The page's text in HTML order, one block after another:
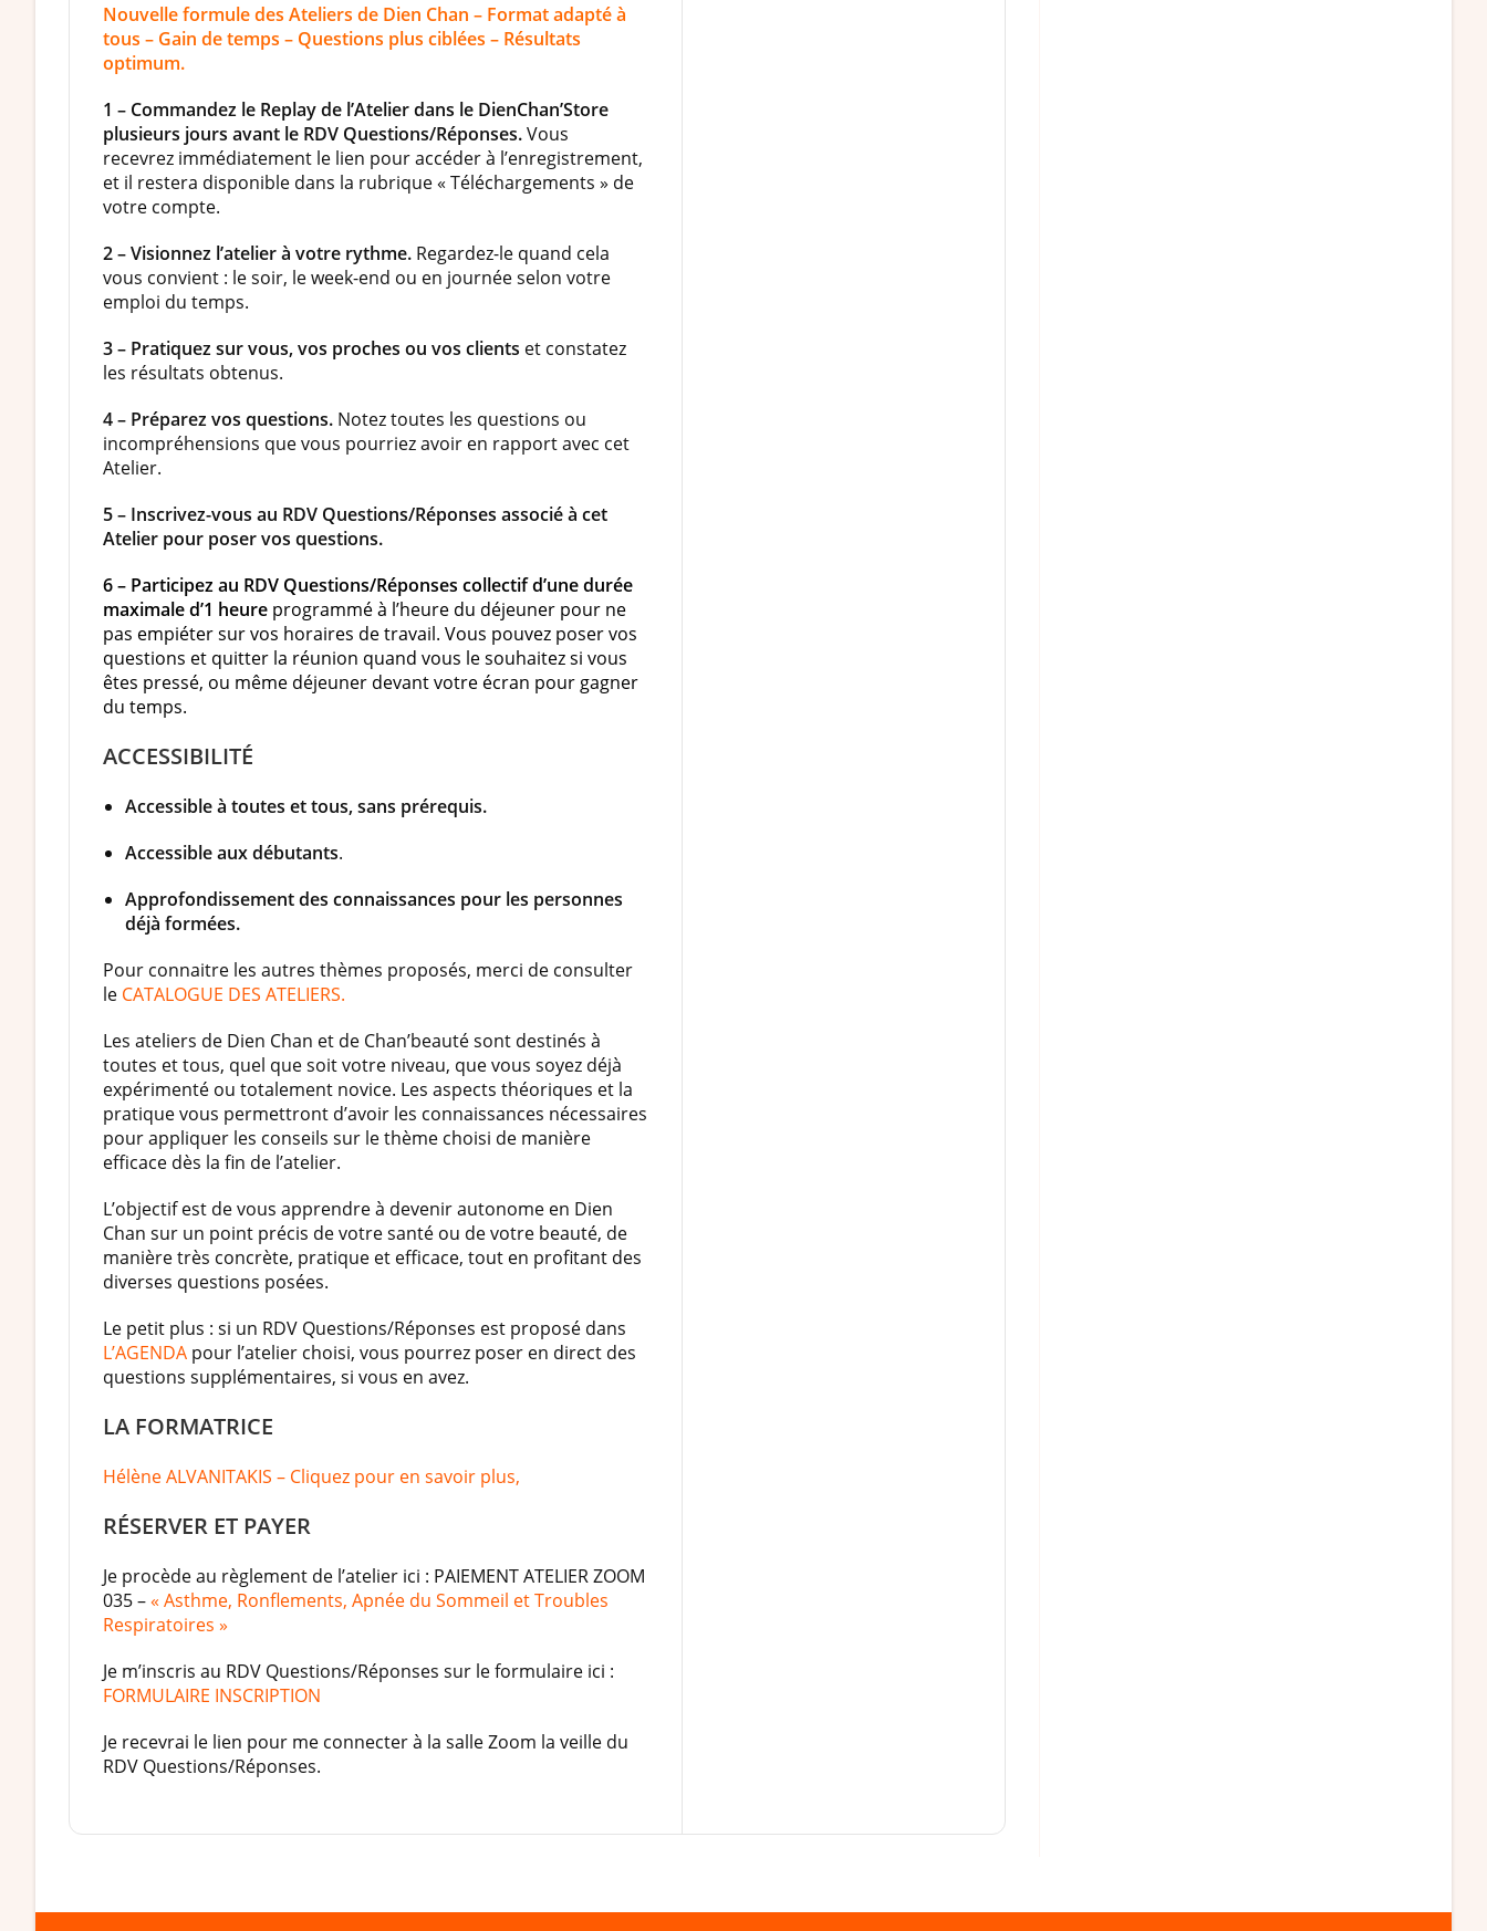
Nouvelle formule des Ateliers de Dien Chan – Format adapté à
tous – Gain de temps – Questions plus ciblées – Résultats
optimum.
1 – Commandez le Replay de l’Atelier dans le DienChan’Store
plusieurs jours avant le RDV Questions/Réponses.Vous
recevrez immédiatement le lien pour accéder à l’enregistrement,
et il restera disponible dans la rubrique « Téléchargements » de
votre compte.
2 – Visionnez l’atelier à votre rythme. Regardez-le quand cela
vous convient : le soir, le week-end ou en journée selon votre
emploi du temps.
3 – Pratiquez sur vous, vos proches ou vos clients et constatez
les résultats obtenus.
4 – Préparez vos questions. Notez toutes les questions ou
incompréhensions que vous pourriez avoir en rapport avec cet
Atelier.
5 – Inscrivez-vous au RDV Questions/Réponses associé à cet
Atelier pour poser vos questions.
6 – Participez au RDV Questions/Réponses collectif d’une durée
maximale d’1 heure programmé à l’heure du déjeuner pour ne
pas empiéter sur vos horaires de travail. Vous pouvez poser vos
questions et quitter la réunion quand vous le souhaitez si vous
êtes pressé, ou même déjeuner devant votre écran pour gagner
du temps.
ACCESSIBILITÉ
Accessible à toutes et tous, sans prérequis.
Accessible aux débutants.
Approfondissement des connaissances pour les personnes
déjà formées.
Pour connaitre les autres thèmes proposés, merci de consulter
le CATALOGUE DES ATELIERS.
Les ateliers de Dien Chan et de Chan’beauté sont destinés à
toutes et tous, quel que soit votre niveau, que vous soyez déjà
expérimenté ou totalement novice. Les aspects théoriques et la
pratique vous permettront d’avoir les connaissances nécessaires
pour appliquer les conseils sur le thème choisi de manière
efficace dès la fin de l’atelier.
L’objectif est de vous apprendre à devenir autonome en Dien
Chan sur un point précis de votre santé ou de votre beauté, de
manière très concrète, pratique et efficace, tout en profitant des
diverses questions posées.
Le petit plus : si un RDV Questions/Réponses est proposé dans
L’AGENDA pour l’atelier choisi, vous pourrez poser en direct des
questions supplémentaires, si vous en avez.
LA FORMATRICE
Hélène ALVANITAKIS – Cliquez pour en savoir plus,
RÉSERVER ET PAYER
Je procède au règlement de l’atelier ici : PAIEMENT ATELIER ZOOM
035 –« Asthme, Ronflements, Apnée du Sommeil et Troubles
Respiratoires »
Je m’inscris au RDV Questions/Réponses sur le formulaire ici :
FORMULAIRE INSCRIPTION
Je recevrai le lien pour me connecter à la salle Zoom la veille du
RDV Questions/Réponses.